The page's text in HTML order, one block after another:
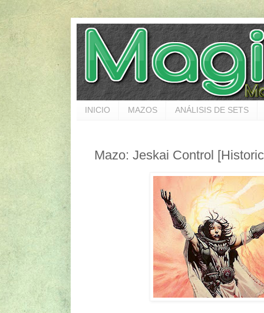
INICIO MAZOS ANÁLISIS DE SETS
Mazo: Jeskai Control